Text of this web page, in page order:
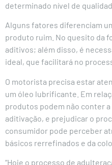
determinado nível de
Alguns fatores diferenciam
produto ruim. No quesito da
aditivos; além disso, é
ideal, que facilitará no
O motorista precisa estar
um óleo lubrificante. Em
produtos podem não conter
aditivação, e prejudicar o
consumidor pode perceber
básicos rerrefinados e da
“Hoje o processo de